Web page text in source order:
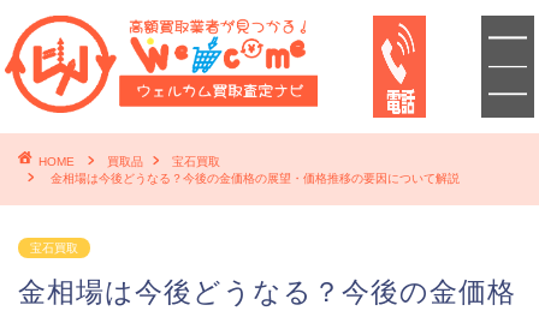
HOME 買取品
宝石買取
金相場は今後どうなる？今後の金価格の展望・価格推移の要因について解説
宝石買取
金相場は今後どうなる？今後の金価格